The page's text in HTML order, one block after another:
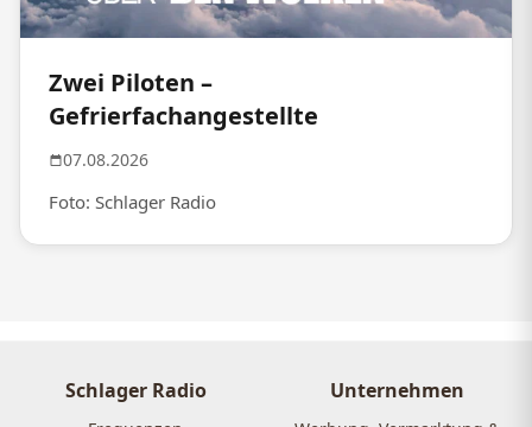
Zwei Piloten –
Gefrierfachangestellte
07.08.2026
Foto: Schlager Radio
Schlager Radio Unternehmen